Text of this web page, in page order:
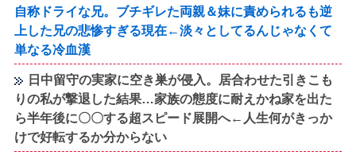
自称ドライな兄。ブチギレた両親＆妹に責められるも逆
上した兄の悲惨すぎる現在←淡々としてるんじゃなくて
単なる冷血漢
日中留守の実家に空き巣が侵入。居合わせた引きこも
りの私が撃退した結果…家族の態度に耐えかね家を出た
ら半年後に〇〇する超スピード展開へ←人生何がきっか
けで好転するか分からない